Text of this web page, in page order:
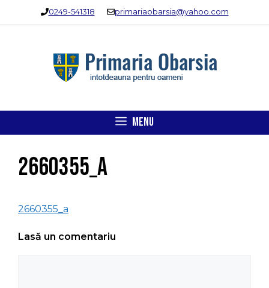
0249-541318 primariaobarsia@yahoo.com
MENU
2660355_a
2660355_a
Lasă un comentariu